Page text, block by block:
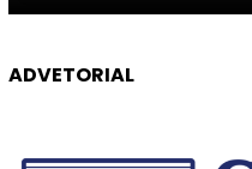
ADVETORIAL